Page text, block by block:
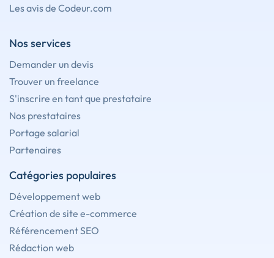
Les avis de Codeur.com
Nos services
Demander un devis
Trouver un freelance
S'inscrire en tant que prestataire
Nos prestataires
Portage salarial
Partenaires
Catégories populaires
Développement web
Création de site e-commerce
Référencement SEO
Rédaction web